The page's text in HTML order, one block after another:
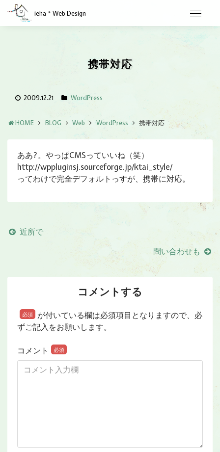
ieha * Web Design
携帯対応
2009.12.21 WordPress
HOME BLOG Web WordPress 携帯対応
ああ?。やっぱCMSっていいね（笑）
http://wppluginsj.sourceforge.jp/ktai_style/
ってわけで完全デフォルトっすが、携帯に対応。
近所で
問い合わせも
コメントする
必須
が付いている欄は必須項目となりますので、必
ずご記入をお願いします。
コメント 必須